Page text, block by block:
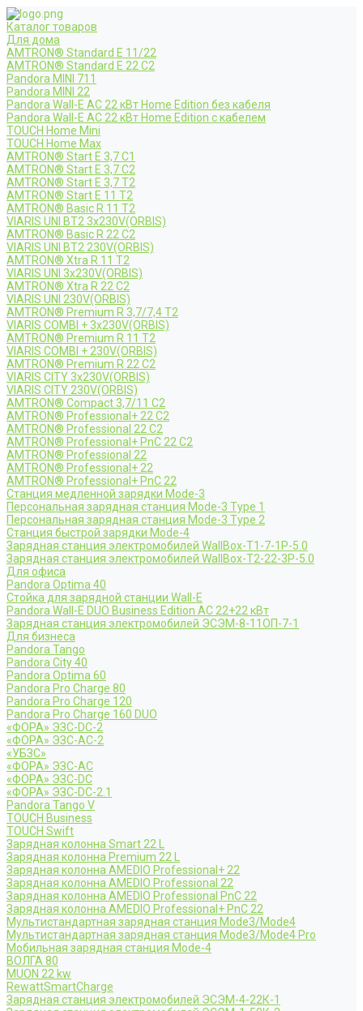
Каталог товаров
Для дома
AMTRON® Standard E 11/22
AMTRON® Standard E 22 C2
Pandora MINI 711
Pandora MINI 22
Pandora Wall-E AC 22 кВт Home Edition без кабеля
Pandora Wall-E AC 22 кВт Home Edition с кабелем
TOUCH Home Mini
TOUCH Home Max
AMTRON® Start E 3,7 C1
AMTRON® Start E 3,7 C2
AMTRON® Start E 3,7 T2
AMTRON® Start E 11 T2
AMTRON® Basic R 11 T2
VIARIS UNI BT2 3x230V(ORBIS)
AMTRON® Basic R 22 C2
VIARIS UNI BT2 230V(ORBIS)
AMTRON® Xtra R 11 T2
VIARIS UNI 3x230V(ORBIS)
AMTRON® Xtra R 22 C2
VIARIS UNI 230V(ORBIS)
AMTRON® Premium R 3,7/7,4 T2
VIARIS COMBI + 3x230V(ORBIS)
AMTRON® Premium R 11 T2
VIARIS COMBI + 230V(ORBIS)
AMTRON® Premium R 22 C2
VIARIS CITY 3x230V(ORBIS)
VIARIS CITY 230V(ORBIS)
AMTRON® Compact 3,7/11 C2
AMTRON® Professional+ 22 C2
AMTRON® Professional 22 C2
AMTRON® Professional+ PnC 22 C2
AMTRON® Professional 22
AMTRON® Professional+ 22
AMTRON® Professional+ PnC 22
Станция медленной зарядки Mode-3
Персональная зарядная станция Mode-3 Type 1
Персональная зарядная станция Mode-3 Type 2
Станция быстрой зарядки Mode-4
Зарядная станция электромобилей WallBox-Т1-7-1Р-5.0
Зарядная станция электромобилей WallBox-Т2-22-3Р-5.0
Для офиса
Pandora Optima 40
Стойка для зарядной станции Wall-E
Pandora Wall-E DUO Business Edition AC 22+22 кВт
Зарядная станция электромобилей ЭСЭМ-8-11ОП-7-1
Для бизнеса
Pandora Tango
Pandora City 40
Pandora Optima 60
Pandora Pro Charge 80
Pandora Pro Charge 120
Pandora Pro Charge 160 DUO
«ФОРА» ЭЗС-DC-2
«ФОРА» ЭЗС-AC-2
«УБЗС»
«ФОРА» ЭЗС-AC
«ФОРА» ЭЗС-DC
«ФОРА» ЭЗС-DC-2.1
Pandora Tango V
TOUCH Business
TOUCH Swift
Зарядная колонна Smart 22 L
Зарядная колонна Premium 22 L
Зарядная колонна AMEDIO Professional+ 22
Зарядная колонна AMEDIO Professional 22
Зарядная колонна AMEDIO Professional PnC 22
Зарядная колонна AMEDIO Professional+ PnC 22
Мультистандартная зарядная станция Mode3/Mode4
Мультистандартная зарядная станция Mode3/Mode4 Pro
Мобильная зарядная станция Mode-4
ВОЛГА 80
MUON 22 kw
RewattSmartCharge
Зарядная станция электромобилей ЭСЭМ-4-22К-1